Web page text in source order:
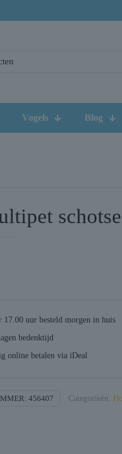
Vogels Blog
17.00 uur besteld morgen in huis
bedenktijd
online betalen via iDeal
456407 Categorieën: